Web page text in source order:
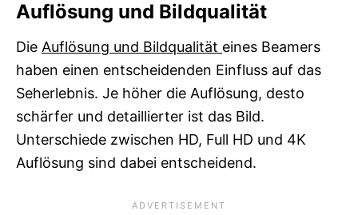
Auflösung und Bildqualität
Die Auflösung und Bildqualität eines Beamers
haben einen entscheidenden Einfluss auf das
Seherlebnis. Je höher die Auflösung, desto
schärfer und detaillierter ist das Bild.
Unterschiede zwischen HD, Full HD und 4K
Auflösung sind dabei entscheidend.